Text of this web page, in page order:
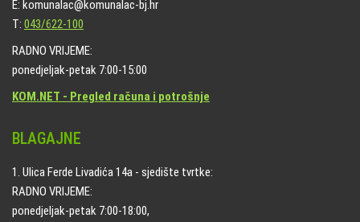
E: komunalac@komunalac-bj.hr
T: 043/622-100
RADNO VRIJEME:
ponedjeljak-petak 7:00-15:00
KOM.NET - Pregled računa i potrošnje
BLAGAJNE
1. Ulica Ferde Livadića 14a - sjedište tvrtke:
RADNO VRIJEME:
ponedjeljak-petak 7:00-18:00,